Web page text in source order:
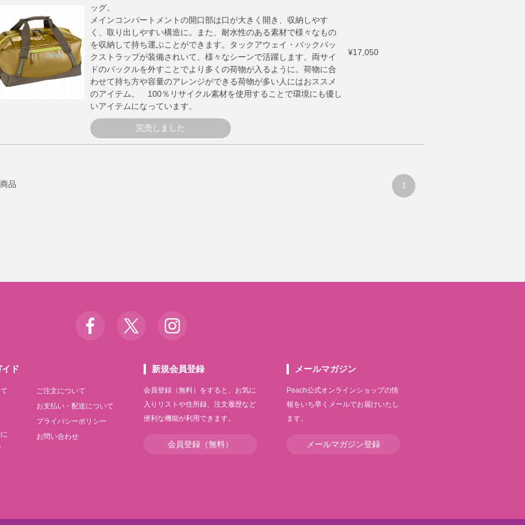
ッグ。
メインコンパートメントの開口部は口が大きく開き、収納しやす
く、取り出しやすい構造に。また、耐水性のある素材で様々なもの
を収納して持ち運ぶことができます。タックアウェイ・バックパッ
クストラップが装備されいて、様々なシーンで活躍します。両サイ
ドのバックルを外すことでより多くの荷物が入るように。荷物に合
わせて持ち方や容量のアレンジができる荷物が多い人にはおススメ
のアイテム。 100％リサイクル素材を使用することで環境にも優し
いアイテムになっています。
完売しました
¥17,050
品 1
ド
ご注文について
お支払い・配送について
プライバシーポリシー
お問い合わせ
新規会員登録
会員登録（無料）をすると、お気に
入りリストや住所録、注文履歴など
便利な機能が利用できます。
会員登録（無料）
メールマガジン
Peach公式オンラインショップの情
報をいち早くメールでお届けいたし
ます。
メールマガジン登録